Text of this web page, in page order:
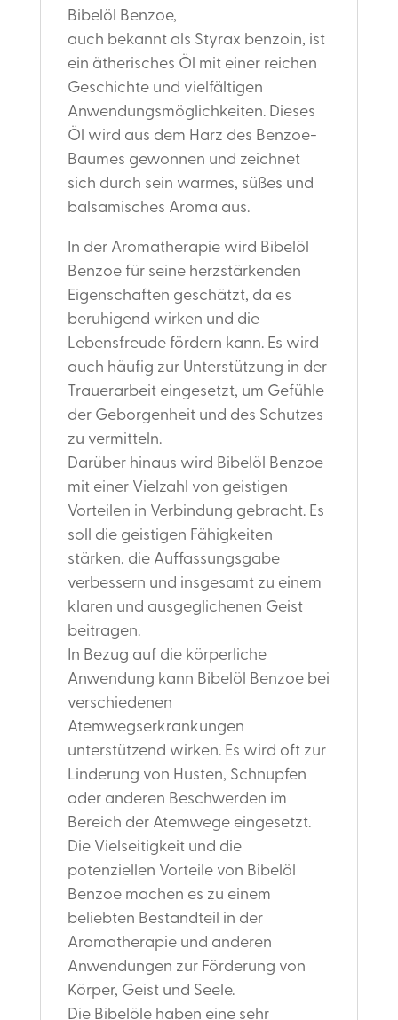
Bibelöl Benzoe,
auch bekannt als Styrax benzoin, ist
ein ätherisches Öl mit einer reichen
Geschichte und vielfältigen
Anwendungsmöglichkeiten. Dieses
Öl wird aus dem Harz des Benzoe-
Baumes gewonnen und zeichnet
sich durch sein warmes, süßes und
balsamisches Aroma aus.
In der Aromatherapie wird Bibelöl
Benzoe für seine herzstärkenden
Eigenschaften geschätzt, da es
beruhigend wirken und die
Lebensfreude fördern kann. Es wird
auch häufig zur Unterstützung in der
Trauerarbeit eingesetzt, um Gefühle
der Geborgenheit und des Schutzes
zu vermitteln.
Darüber hinaus wird Bibelöl Benzoe
mit einer Vielzahl von geistigen
Vorteilen in Verbindung gebracht. Es
soll die geistigen Fähigkeiten
stärken, die Auffassungsgabe
verbessern und insgesamt zu einem
klaren und ausgeglichenen Geist
beitragen.
In Bezug auf die körperliche
Anwendung kann Bibelöl Benzoe bei
verschiedenen
Atemwegserkrankungen
unterstützend wirken. Es wird oft zur
Linderung von Husten, Schnupfen
oder anderen Beschwerden im
Bereich der Atemwege eingesetzt.
Die Vielseitigkeit und die
potenziellen Vorteile von Bibelöl
Benzoe machen es zu einem
beliebten Bestandteil in der
Aromatherapie und anderen
Anwendungen zur Förderung von
Körper, Geist und Seele.
Die Bibelöle haben eine sehr